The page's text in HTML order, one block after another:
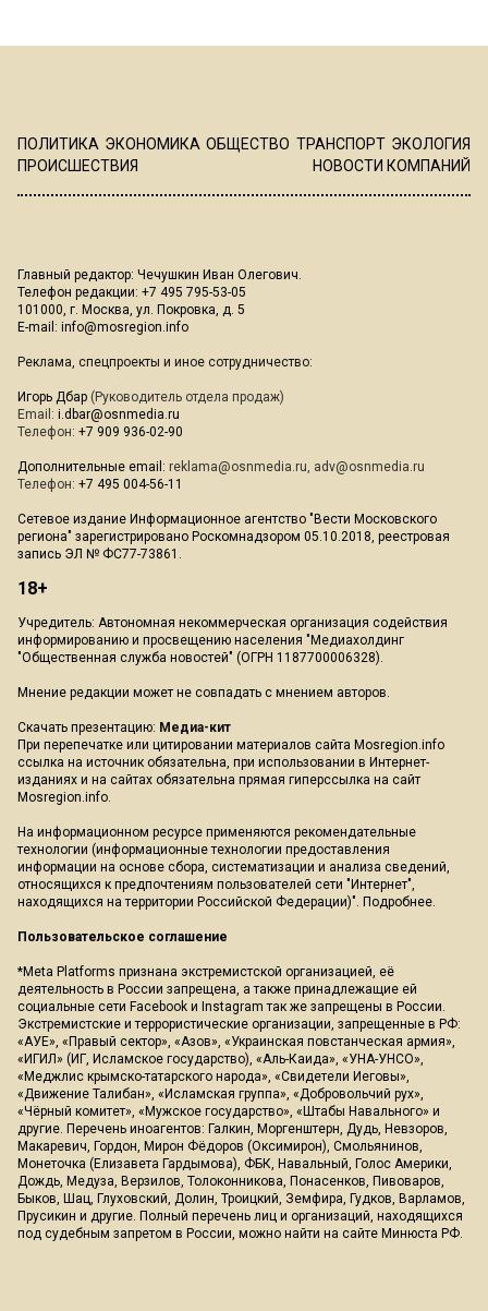
ПОЛИТИКА ЭКОНОМИКА ОБЩЕСТВО ТРАНСПОРТ ЭКОЛОГИЯ
ПРОИСШЕСТВИЯ
НОВОСТИ КОМПАНИЙ
Главный редактор: Чечушкин Иван Олегович.
Телефон редакции: +7 495 795-53-05
101000, г. Москва, ул. Покровка, д. 5
E-mail: info@mosregion.info
Реклама, спецпроекты и иное сотрудничество:
Игорь Дбар (Руководитель отдела продаж)
Email: i.dbar@osnmedia.ru
Телефон: +7 909 936-02-90
Дополнительные email: reklama@osnmedia.ru, adv@osnmedia.ru
Телефон: +7 495 004-56-11
Сетевое издание Информационное агентство "Вести Московского
региона" зарегистрировано Роскомнадзором 05.10.2018, реестровая
запись ЭЛ № ФС77-73861.
18+
Учредитель: Автономная некоммерческая организация содействия
информированию и просвещению населения "Медиахолдинг
"Общественная служба новостей" (ОГРН 1187700006328).
Мнение редакции может не совпадать с мнением авторов.
Скачать презентацию: Медиа-кит
При перепечатке или цитировании материалов сайта Mosregion.info
ссылка на источник обязательна, при использовании в Интернет-
изданиях и на сайтах обязательна прямая гиперссылка на сайт
Mosregion.info.
На информационном ресурсе применяются рекомендательные
технологии (информационные технологии предоставления
информации на основе сбора, систематизации и анализа сведений,
относящихся к предпочтениям пользователей сети "Интернет",
находящихся на территории Российской Федерации)". Подробнее.
Пользовательское соглашение
*Meta Platforms признана экстремистской организацией, её
деятельность в России запрещена, а также принадлежащие ей
социальные сети Facebook и Instagram так же запрещены в России.
Экстремистские и террористические организации, запрещенные в РФ:
«АУЕ», «Правый сектор», «Азов», «Украинская повстанческая армия»,
«ИГИЛ» (ИГ, Исламское государство), «Аль-Каида», «УНА-УНСО»,
«Меджлис крымско-татарского народа», «Свидетели Иеговы»,
«Движение Талибан», «Исламская группа», «Добровольчий рух»,
«Чёрный комитет», «Мужское государство», «Штабы Навального» и
другие. Перечень иноагентов: Галкин, Моргенштерн, Дудь, Невзоров,
Макаревич, Гордон, Мирон Фёдоров (Оксимирон), Смольянинов,
Монеточка (Елизавета Гардымова), ФБК, Навальный, Голос Америки,
Дождь, Медуза, Верзилов, Толоконникова, Понасенков, Пивоваров,
Быков, Шац, Глуховский, Долин, Троицкий, Земфира, Гудков, Варламов,
Прусикин и другие. Полный перечень лиц и организаций, находящихся
под судебным запретом в России, можно найти на сайте Минюста РФ.